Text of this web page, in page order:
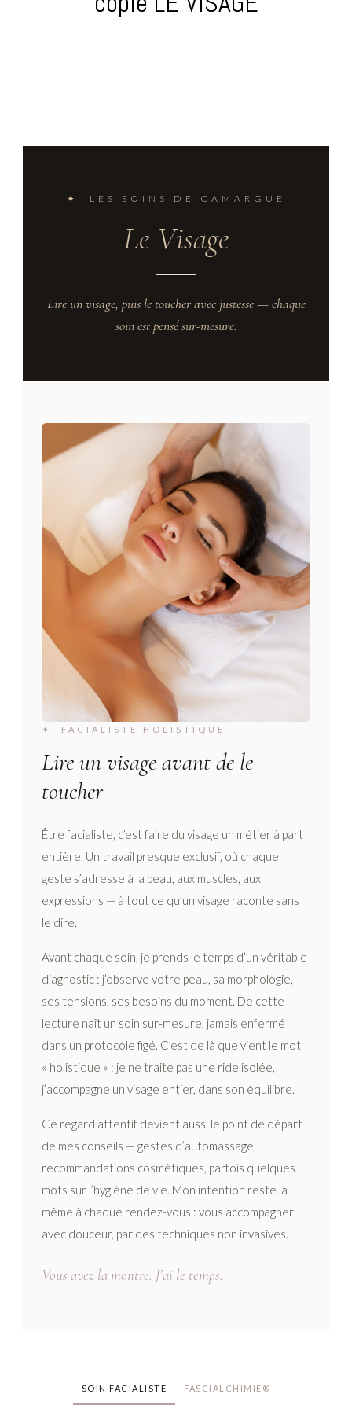
✦ LES SOINS DE CAMARGUE
Le Visage
Lire un visage, puis le toucher avec justesse — chaque
soin est pensé sur-mesure.
✦ FACIALISTE HOLISTIQUE
Lire un visage avant de le
toucher
Être facialiste, c’est faire du visage un métier à part
entière. Un travail presque exclusif, où chaque
geste s’adresse à la peau, aux muscles, aux
expressions — à tout ce qu’un visage raconte sans
le dire.
Avant chaque soin, je prends le temps d’un véritable
diagnostic : j’observe votre peau, sa morphologie,
ses tensions, ses besoins du moment. De cette
lecture naît un soin sur-mesure, jamais enfermé
dans un protocole figé. C’est de là que vient le mot
« holistique » : je ne traite pas une ride isolée,
j’accompagne un visage entier, dans son équilibre.
Ce regard attentif devient aussi le point de départ
de mes conseils — gestes d’automassage,
recommandations cosmétiques, parfois quelques
mots sur l’hygiène de vie. Mon intention reste la
même à chaque rendez-vous : vous accompagner
avec douceur, par des techniques non invasives.
Vous avez la montre. J’ai le temps.
SOIN FACIALISTE FASCIALCHIMIE®